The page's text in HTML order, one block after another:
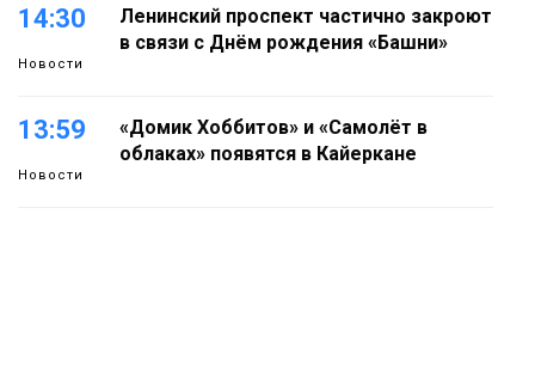
14:30
Новости
Ленинский проспект частично закроют
в связи с Днём рождения «Башни»
13:59
Новости
«Домик Хоббитов» и «Самолёт в
облаках» появятся в Кайеркане